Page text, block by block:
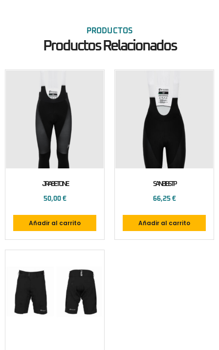
PRODUCTOS
Productos Relacionados
JRABETONE
50,00 €
Añadir al carrito
SANBIBSTP
66,25 €
Añadir al carrito